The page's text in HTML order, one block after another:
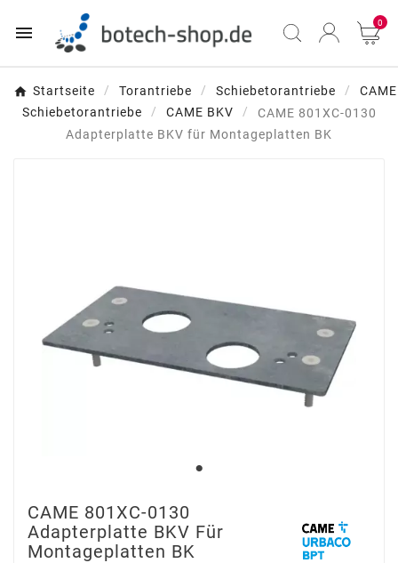
 0
Startseite Torantriebe Schiebetorantriebe
CAME
Schiebetorantriebe
CAME BKV
CAME 801XC-0130
Adapterplatte BKV für Montageplatten BK
CAME 801XC-0130
Adapterplatte BKV Für
Montageplatten BK